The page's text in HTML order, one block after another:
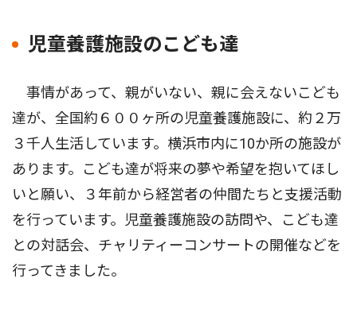
児童養護施設のこども達
事情があって、親がいない、親に会えないこども
達が、全国約６００ヶ所の児童養護施設に、約２万
３千人生活しています。横浜市内に10か所の施設が
あります。こども達が将来の夢や希望を抱いてほし
いと願い、３年前から経営者の仲間たちと支援活動
を行っています。児童養護施設の訪問や、こども達
との対話会、チャリティーコンサートの開催などを
行ってきました。